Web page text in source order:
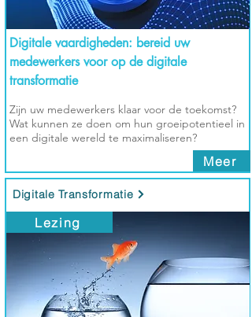
Digitale vaardigheden: bereid uw
medewerkers voor op de digitale
transformatie
Zijn uw medewerkers klaar voor de toekomst?
Wat kunnen ze doen om hun groeipotentieel in
een digitale wereld te maximaliseren?
Meer
Digitale Transformatie
Lezing